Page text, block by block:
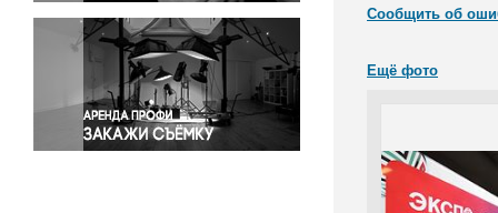
Светская жизнь
Спорт
Экология
Экономика и бизнес
Сообщить об
Ещё фото